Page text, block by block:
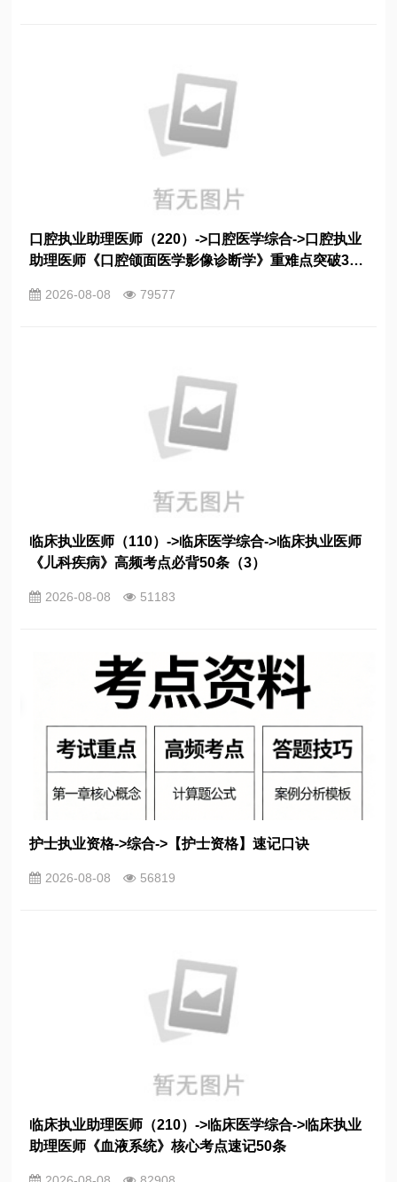
口腔执业助理医师（220）->口腔医学综合->口腔执业
助理医师《口腔颌面医学影像诊断学》重难点突破31
2026-08-08 79577
临床执业医师（110）->临床医学综合->临床执业医师
《儿科疾病》高频考点必背50条（3）
2026-08-08 51183
护士执业资格->综合->【护士资格】速记口诀
2026-08-08 56819
临床执业助理医师（210）->临床医学综合->临床执业
助理医师《血液系统》核心考点速记50条